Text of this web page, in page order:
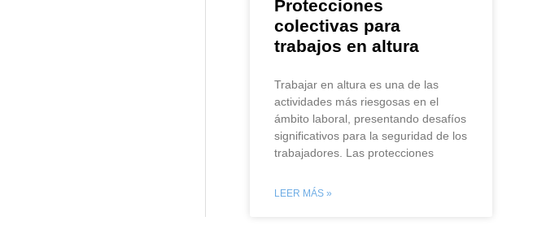
Protecciones
colectivas para
trabajos en altura
Trabajar en altura es una de las
actividades más riesgosas en el
ámbito laboral, presentando desafíos
significativos para la seguridad de los
trabajadores. Las protecciones
LEER MÁS »